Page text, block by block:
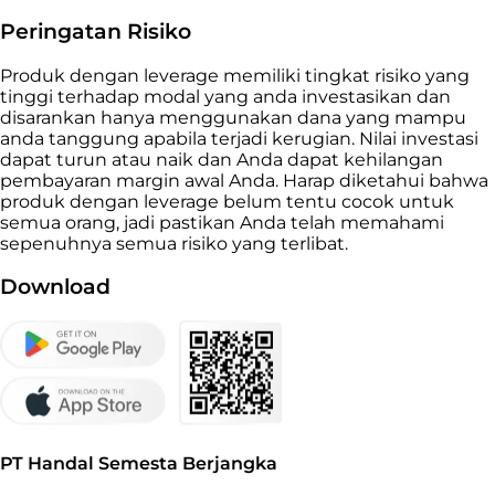
Peringatan Risiko
Produk dengan leverage memiliki tingkat risiko yang
tinggi terhadap modal yang anda investasikan dan
disarankan hanya menggunakan dana yang mampu
anda tanggung apabila terjadi kerugian. Nilai investasi
dapat turun atau naik dan Anda dapat kehilangan
pembayaran margin awal Anda. Harap diketahui bahwa
produk dengan leverage belum tentu cocok untuk
semua orang, jadi pastikan Anda telah memahami
sepenuhnya semua risiko yang terlibat.
Download
PT Handal Semesta Berjangka